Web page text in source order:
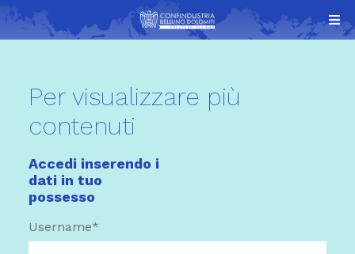
Per visualizzare più
contenuti
Accedi inserendo i
dati in tuo
possesso
Username*